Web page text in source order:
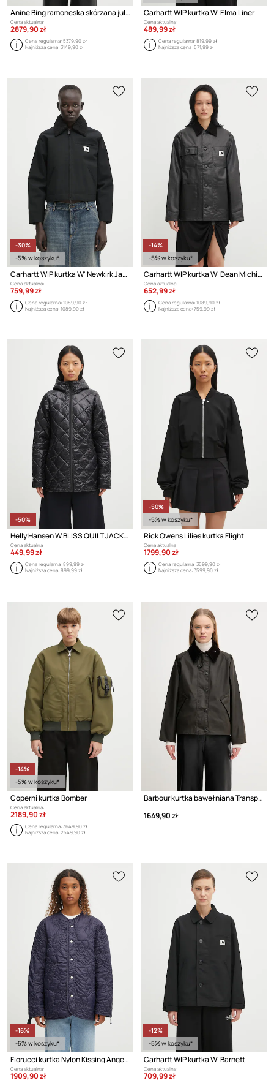
Anine Bing ramoneska skórzana julie
Cena aktualna:
2879,90 zł
Cena regularna:5379,90 zł
Najniższa cena:3149,90 zł
Carhartt WIP kurtka W' Elma Liner
Cena aktualna:
489,99 zł
Cena regularna:819,99 zł
Najniższa cena:571,99 zł
-30%
-5% w koszyku*
Carhartt WIP kurtka W' Newkirk Jacket
Cena aktualna:
759,99 zł
Cena regularna:1089,90 zł
Najniższa cena:1089,90 zł
-14%
-5% w koszyku*
Carhartt WIP kurtka W' Dean Michigan Jacket
Cena aktualna:
652,99 zł
Cena regularna:1089,90 zł
Najniższa cena:759,99 zł
-50%
Helly Hansen W BLISS QUILT JACKET kurtka przejściowa damska
Cena aktualna:
449,99 zł
Cena regularna:899,99 zł
Najniższa cena:899,99 zł
-50%
-5% w koszyku*
Rick Owens Lilies kurtka Flight
Cena aktualna:
1799,90 zł
Cena regularna:3599,90 zł
Najniższa cena:3599,90 zł
-14%
-5% w koszyku*
Coperni kurtka Bomber
Cena aktualna:
2189,90 zł
Cena regularna:3649,90 zł
Najniższa cena:2549,90 zł
Barbour kurtka bawełniana Transport Wax Jacket
1649,90 zł
-16%
-5% w koszyku*
Fiorucci kurtka Nylon Kissing Angels Quilted Liner
Cena aktualna:
1909,90 zł
-12%
-5% w koszyku*
Carhartt WIP kurtka W' Barnett
Cena aktualna:
709,99 zł